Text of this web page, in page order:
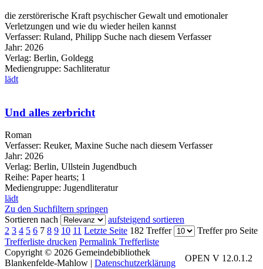
die zerstörerische Kraft psychischer Gewalt und emotionaler
Verletzungen und wie du wieder heilen kannst
Verfasser: Ruland, Philipp Suche nach diesem Verfasser
Jahr: 2026
Verlag: Berlin, Goldegg
Mediengruppe: Sachliteratur
lädt
Und alles zerbricht
Roman
Verfasser: Reuker, Maxine Suche nach diesem Verfasser
Jahr: 2026
Verlag: Berlin, Ullstein Jugendbuch
Reihe: Paper hearts; 1
Mediengruppe: Jugendliteratur
lädt
Zu den Suchfiltern springen
Sortieren nach
aufsteigend sortieren
2 3 4 5 6 7 8 9 10 11 Letzte Seite 182 Treffer
Treffer pro Seite
Trefferliste drucken Permalink Trefferliste
OPEN V 12.0.1.2
Copyright © 2026 Gemeindebibliothek
Blankenfelde-Mahlow | Datenschutzerklärung